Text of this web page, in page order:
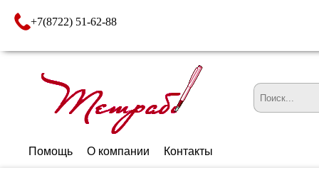
+7(8722) 51-62-88
Помощь О компании Контакты